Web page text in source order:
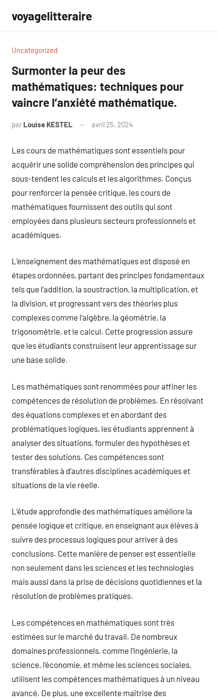
contenu
voyagelitteraire
Uncategorized
Surmonter la peur des
mathématiques: techniques pour
vaincre l’anxiété mathématique.
par Louise KESTEL avril 25, 2024
Les cours de mathématiques sont essentiels pour
acquérir une solide compréhension des principes qui
sous-tendent les calculs et les algorithmes. Conçus
pour renforcer la pensée critique, les cours de
mathématiques fournissent des outils qui sont
employées dans plusieurs secteurs professionnels et
académiques.
L’enseignement des mathématiques est disposé en
étapes ordonnées, partant des principes fondamentaux
tels que l’addition, la soustraction, la multiplication, et
la division, et progressant vers des théories plus
complexes comme l’algèbre, la géométrie, la
trigonométrie, et le calcul. Cette progression assure
que les étudiants construisent leur apprentissage sur
une base solide.
Les mathématiques sont renommées pour affiner les
compétences de résolution de problèmes. En résolvant
des équations complexes et en abordant des
problématiques logiques, les étudiants apprennent à
analyser des situations, formuler des hypothèses et
tester des solutions. Ces compétences sont
transférables à d’autres disciplines académiques et
situations de la vie réelle.
L’étude approfondie des mathématiques améliore la
pensée logique et critique, en enseignant aux élèves à
suivre des processus logiques pour arriver à des
conclusions. Cette manière de penser est essentielle
non seulement dans les sciences et les technologies
mais aussi dans la prise de décisions quotidiennes et la
résolution de problèmes pratiques.
Les compétences en mathématiques sont très
estimées sur le marché du travail. De nombreux
domaines professionnels, comme l’ingénierie, la
science, l’économie, et même les sciences sociales,
utilisent les compétences mathématiques à un niveau
avancé. De plus, une excellente maîtrise des